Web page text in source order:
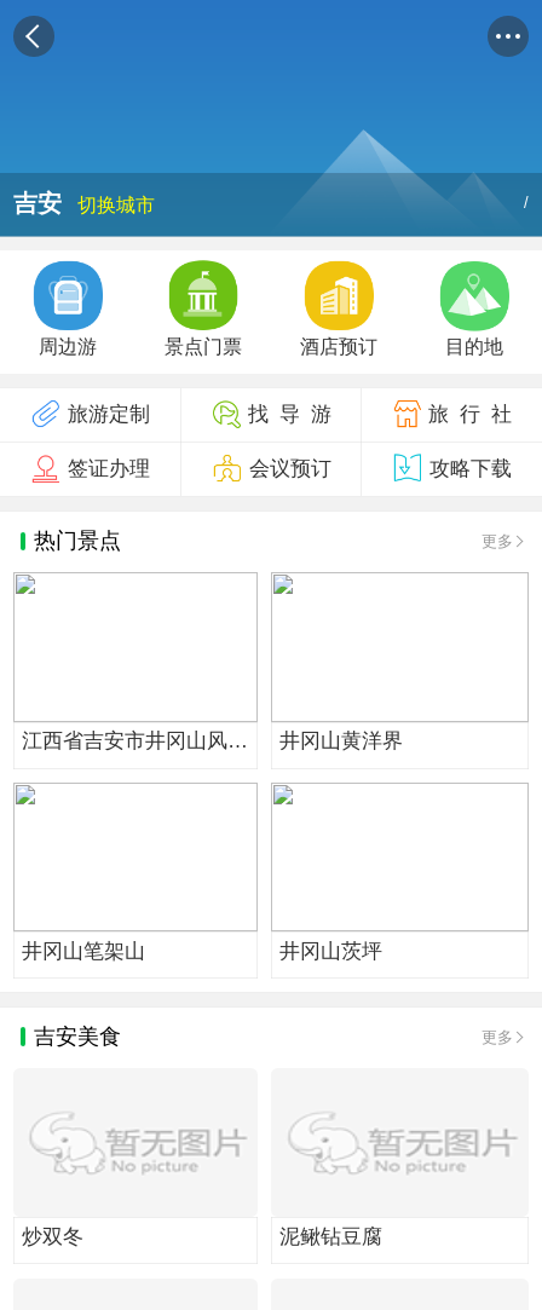
吉安 切换城市 /
周边游 景点门票 酒店预订 目的地
旅游定制 找 导 游 旅 行 社
签证办理 会议预订 攻略下载
热门景点 更多
江西省吉安市井冈山风景
井冈山黄洋界
井冈山笔架山 井冈山茨坪
吉安美食 更多
炒双冬 泥鳅钻豆腐